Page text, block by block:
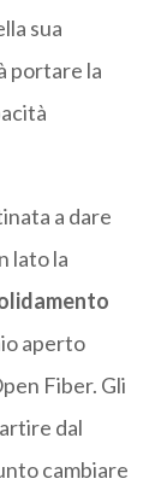
sua
portare la
a dare
lato la
aperto
Fiber. Gli
dal
cambiare